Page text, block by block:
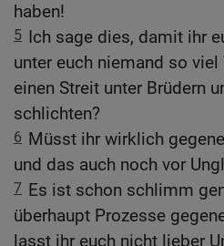
haben!
5 Ich sage dies, damit ihr
unter euch niemand so
einen Streit unter Brüdern
schlichten?
6 Müsst ihr wirklich
und das auch noch vor
7 Es ist schon schlimm
überhaupt Prozesse
lasst ihr euch nicht lieber